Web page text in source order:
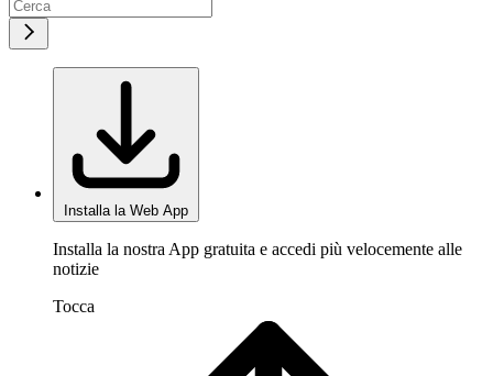
Installa la Web App
Installa la nostra App gratuita e accedi più velocemente alle
notizie
Tocca